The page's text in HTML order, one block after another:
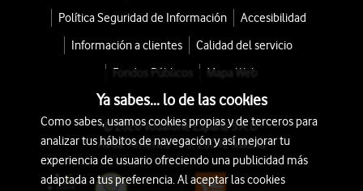
Política Seguridad de Información
Accesibilidad
Información a clientes
Calidad del servicio
Fondos Públicos
Mapa Web
© 2026 Vodafone España S.A.U.
Avda. América 115, 28042 Madrid
Ya sabes... lo de las cookies
Como sabes, usamos cookies propias y de terceros para
analizar tus hábitos de navegación y así mejorar tu
experiencia de usuario ofreciendo una publicidad más
adaptada a tus preferencia. Al aceptar las cookies